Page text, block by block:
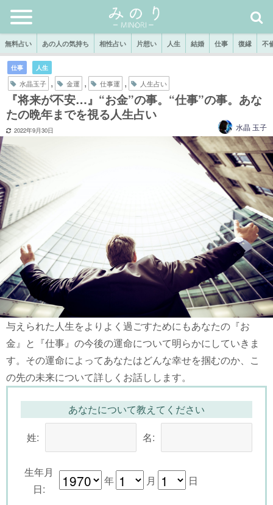
無料占い あの人の気持ち 相性占い 片想い 人生 結婚 仕事 復縁 不
仕事 人生
水晶玉子 , 金運 , 仕事運 , 人生占い
『将来が不安…』“お金”の事。“仕事”の事。あな
たの晩年までを視る人生占い
2022年9月30日 水晶 玉子
与えられた人生をよりよく過ごすためにもあなたの『お
金』と『仕事』の今後の運命について明らかにしていきま
す。その運命によってあなたはどんな幸せを掴むのか、こ
の先の未来について詳しくお話しします。
あなたについて教えてください
姓:
名:
生年月
日:
年 月 日